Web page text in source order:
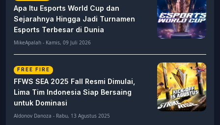
Apa Itu Esports World Cup dan
Sejarahnya Hingga Jadi Turnamen
Esports Terbesar di Dunia
MikeApalah - Kamis, 09 Juli 2026
FREE FIRE
FFWS SEA 2025 Fall Resmi Dimulai,
Lima Tim Indonesia Siap Bersaing
untuk Dominasi
Aldonov Danoza - Rabu, 13 Agustus 2025